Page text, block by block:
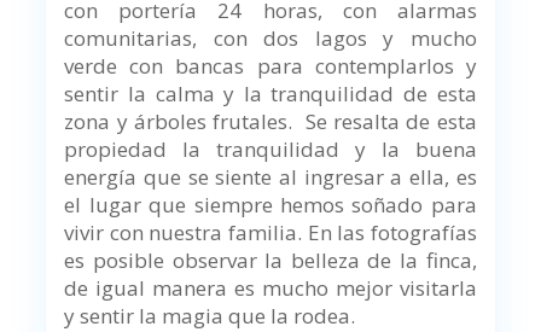
con portería 24 horas, con alarmas
comunitarias, con dos lagos y mucho
verde con bancas para contemplarlos y
sentir la calma y la tranquilidad de esta
zona y árboles frutales. Se resalta de esta
propiedad la tranquilidad y la buena
energía que se siente al ingresar a ella, es
el lugar que siempre hemos soñado para
vivir con nuestra familia. En las fotografías
es posible observar la belleza de la finca,
de igual manera es mucho mejor visitarla
y sentir la magia que la rodea.